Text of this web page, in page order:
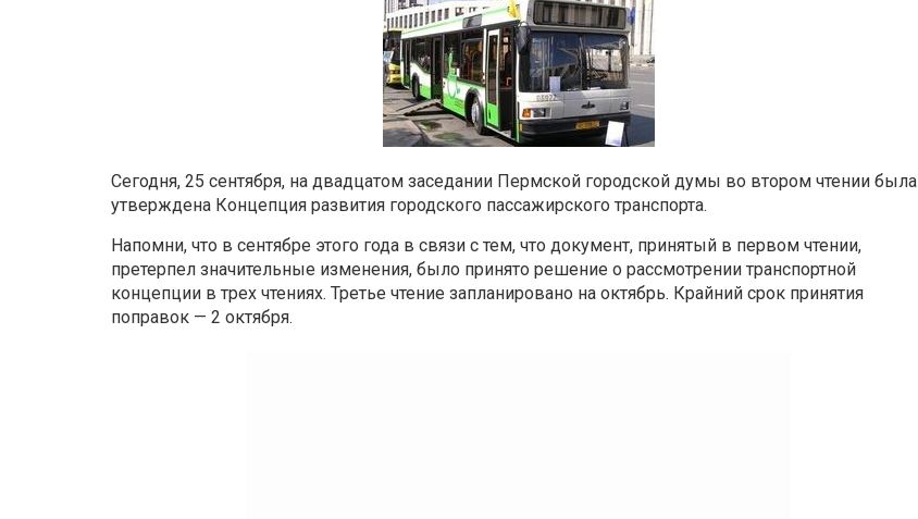
Сегодня, 25 сентября, на двадцатом заседании Пермской городской думы во втором чтении была
утверждена Концепция развития городского пассажирского транспорта.
Напомни, что в сентябре этого года в связи с тем, что документ, принятый в первом чтении,
претерпел значительные изменения, было принято решение о рассмотрении транспортной
концепции в трех чтениях. Третье чтение запланировано на октябрь. Крайний срок принятия
поправок — 2 октября.